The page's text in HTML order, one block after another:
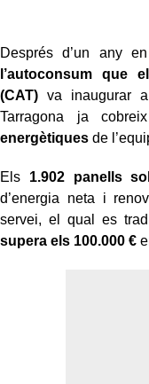
Després d’un any
l’autoconsum que
(CAT) va inaugurar
Tarragona ja
energètiques de
Els 1.902 panells
d’energia neta i
servei, el qual es
supera els 100.000 €